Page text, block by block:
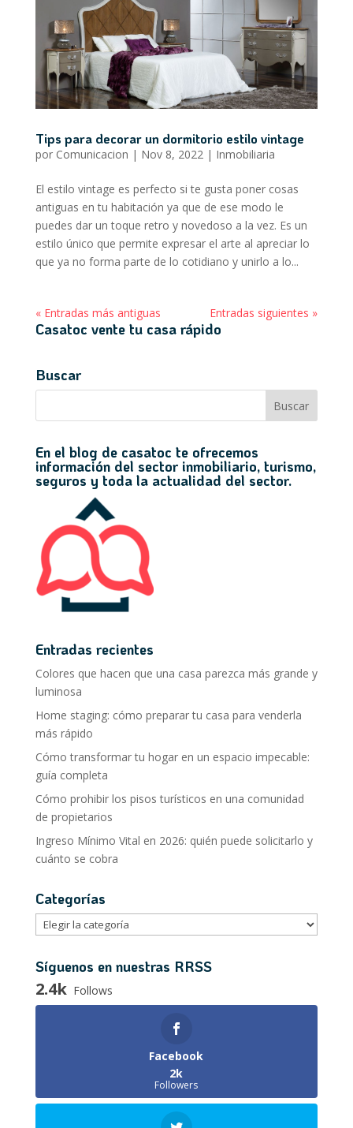
Tips para decorar un dormitorio estilo vintage
por Comunicacion | Nov 8, 2022| Inmobiliaria
El estilo vintage es perfecto si te gusta poner cosas
antiguas en tu habitación ya que de ese modo le
puedes dar un toque retro y novedoso a la vez. Es un
estilo único que permite expresar el arte al apreciar lo
que ya no forma parte de lo cotidiano y unirlo a lo...
« Entradas más antiguas Entradas siguientes »
Casatoc vente tu casa rápido
Buscar
En el blog de casatoc te ofrecemos
información del sector inmobiliario, turismo,
seguros y toda la actualidad del sector.
Entradas recientes
Colores que hacen que una casa parezca más grande y
luminosa
Home staging: cómo preparar tu casa para venderla
más rápido
Cómo transformar tu hogar en un espacio impecable:
guía completa
Cómo prohibir los pisos turísticos en una comunidad
de propietarios
Ingreso Mínimo Vital en 2026: quién puede solicitarlo y
cuánto se cobra
Categorías
Categorías
Síguenos en nuestras RRSS
2.4k Follows
Facebook
2k
Followers